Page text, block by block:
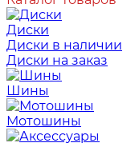
Диски
Диски в наличии
Диски на заказ
Шины
Мотошины